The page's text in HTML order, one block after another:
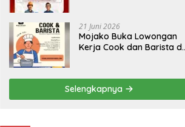
Syaratnya
21 Juni 2026
Mojako Buka Lowongan
Kerja Cook dan Barista di
Selengkapnya